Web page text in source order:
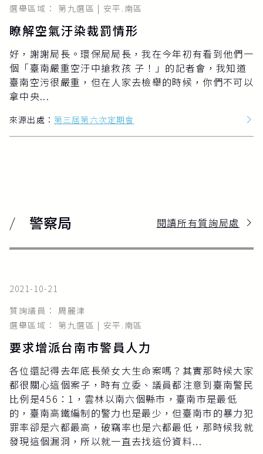
選舉區域： 第九選區 | 安平.南區
瞭解空氣汙染裁罰情形
好，謝謝局長。環保局局長，我在今年初有看到他們一
個「臺南嚴重空汙中搶救孩 子！」的記者會，我知道
臺南空污很嚴重，但在人家去檢舉的時候，你們不可以
拿中央...
來源出處： 第三屆第六次定期會
警察局 閱讀所有質詢局處
2021-10-21
質詢議員： 周麗津
選舉區域： 第九選區 | 安平.南區
要求增派台南市警員人力
各位還記得去年底長榮女大生命案嗎？其實那時候大家
都很關心這個案子，時有立委、議員都注意到臺南警民
比例是456：1，雲林以南六個縣市，臺南市是最低
的，臺南高鐵編制的警力也是最少，但臺南市的暴力犯
罪率卻是六都最高，破竊率也是六都最低，那時候我就
發現這個漏洞，所以就一直去找這份資料...